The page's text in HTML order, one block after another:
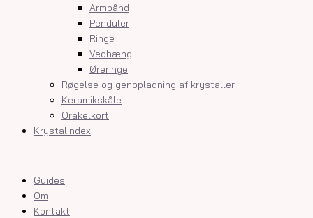
Armbånd
Penduler
Ringe
Vedhæng
Øreringe
Røgelse og genopladning af krystaller
Keramikskåle
Orakelkort
Krystalindex
Guides
Om
Kontakt